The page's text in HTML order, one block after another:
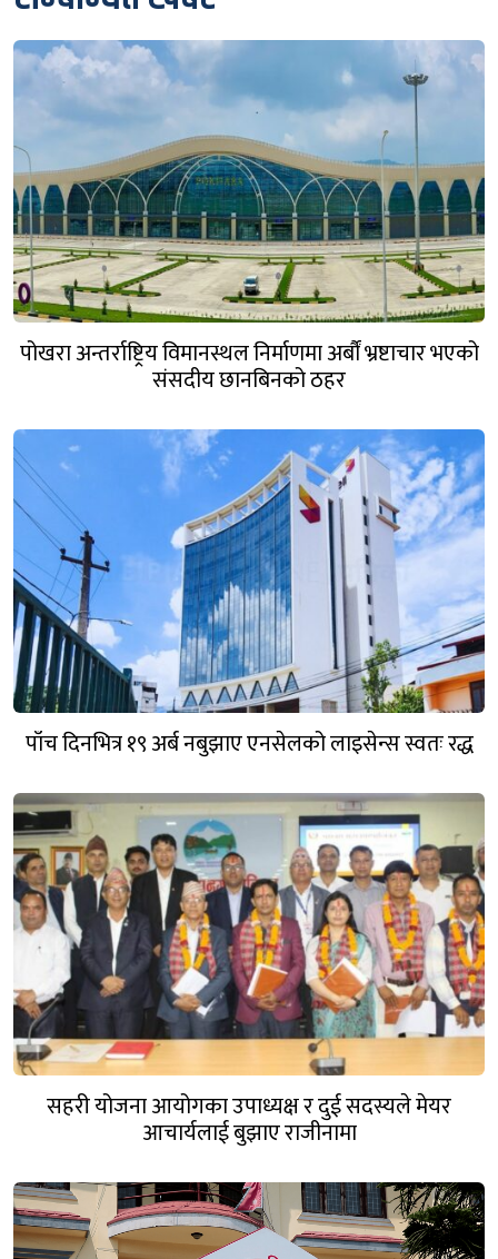
पोखरा अन्तर्राष्ट्रिय विमानस्थल निर्माणमा अर्बौं भ्रष्टाचार भएको
संसदीय छानबिनको ठहर
पाँच दिनभित्र १९ अर्ब नबुझाए एनसेलको लाइसेन्स स्वतः रद्ध
सहरी योजना आयोगका उपाध्यक्ष र दुई सदस्यले मेयर
आचार्यलाई बुझाए राजीनामा